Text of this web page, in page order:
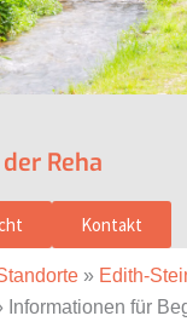
Reha
Kontakt
» Edith-
Informationen für